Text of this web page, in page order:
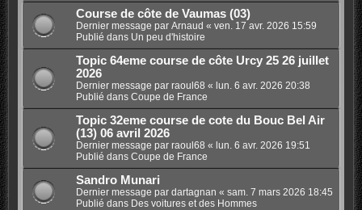
Course de côte de Vaumas (03)
Dernier message par Arnaud « ven. 17 avr. 2026 15:59
Publié dans Un peu d'histoire
Topic 64eme course de côte Urcy 25 26 juillet
2026
Dernier message par raoul68 « lun. 6 avr. 2026 20:38
Publié dans Coupe de France
Topic 32eme course de cote du Bouc Bel Air
(13) 06 avril 2026
Dernier message par raoul68 « lun. 6 avr. 2026 19:51
Publié dans Coupe de France
Sandro Munari
Dernier message par dartagnan « sam. 7 mars 2026 18:45
Publié dans Des voitures et des Hommes